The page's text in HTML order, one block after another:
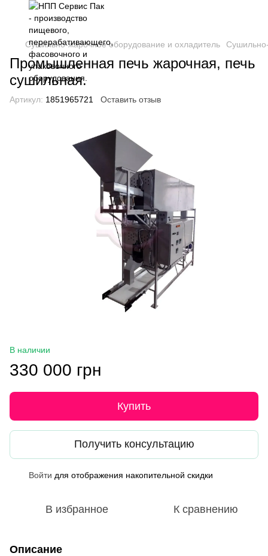
Сушильно-жарочное оборудование и охладитель
Промышленная печь жарочная, печь
сушильная.
Артикул: 1851965721 Оставить отзыв
В наличии
330 000 грн
Купить
Получить консультацию
Войти для отображения накопительной скидки
В избранное К сравнению
Описание